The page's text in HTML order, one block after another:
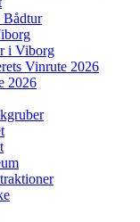
Bådtur
i Viborg
Vinrute 2026
2026